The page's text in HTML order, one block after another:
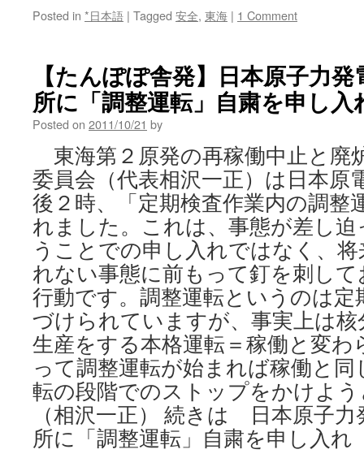
Posted in *日本語 | Tagged 安全, 東海 | 1 Comment
【たんぽぽ舎発】日本原子力
所に「調整運転」自粛を申し
Posted on 2011/10/21 by
東海第２原発の再稼働中止と廃
委員会（代表相沢一正）は日本
後２時、「定期検査作業内の調整
れました。これは、事態が差し
うことでの申し入れではなく、
れない事態に前もって釘を刺し
行動です。調整運転というのは定
づけられていますが、事実上は
生産をする本格運転＝稼働と変
って調整運転が始まれば稼働と
転の段階でのストップをかけよ
（相沢一正） 続きは 日本原子
所に「調整運転」自粛を申し入れ